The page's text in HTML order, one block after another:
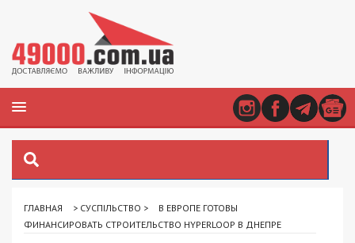
ГЛАВНАЯ > СУСПІЛЬСТВО >
В ЕВРОПЕ ГОТОВЫ
ФИНАНСИРОВАТЬ СТРОИТЕЛЬСТВО HYPERLOOP В ДНЕПРЕ